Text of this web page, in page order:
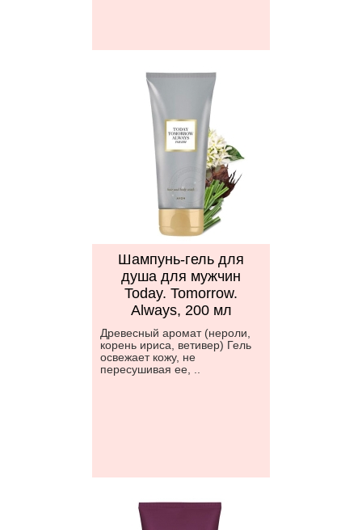
Шампунь-гель для
душа для мужчин
Today. Tomorrow.
Always, 200 мл
Древесный аромат (нероли,
корень ириса, ветивер) Гель
освежает кожу, не
пересушивая ее, ..